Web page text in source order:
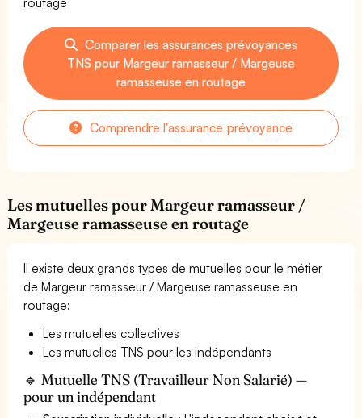
Comparer les assurances prévoyances
TNS pour Margeur ramasseur / Margeuse
ramasseuse en routage
Comprendre l'assurance prévoyance
Les mutuelles pour Margeur ramasseur /
Margeuse ramasseuse en routage
Il existe deux grands types de mutuelles pour le métier
de Margeur ramasseur / Margeuse ramasseuse en
routage:
Les mutuelles collectives
Les mutuelles TNS pour les indépendants
🔹 Mutuelle TNS (Travailleur Non Salarié) —
pour un indépendant